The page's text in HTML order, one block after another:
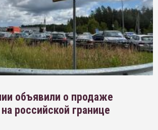
объявили о продаже
российской границе